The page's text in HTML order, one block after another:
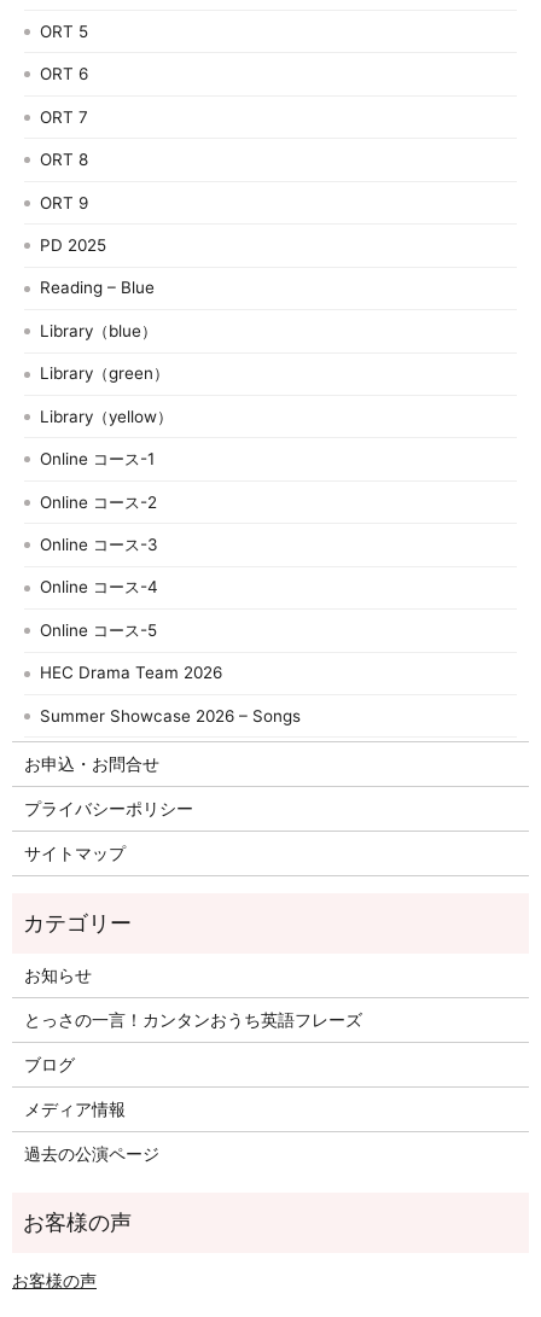
ORT 5
ORT 6
ORT 7
ORT 8
ORT 9
PD 2025
Reading – Blue
Library（blue）
Library（green）
Library（yellow）
Online コース-1
Online コース-2
Online コース-3
Online コース-4
Online コース-5
HEC Drama Team 2026
Summer Showcase 2026 – Songs
お申込・お問合せ
プライバシーポリシー
サイトマップ
お知らせ
とっさの一言！カンタンおうち英語フレーズ
ブログ
メディア情報
過去の公演ページ
お客様の声